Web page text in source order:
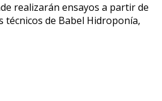
realizarán ensayos a partir de
técnicos de Babel Hidroponía,